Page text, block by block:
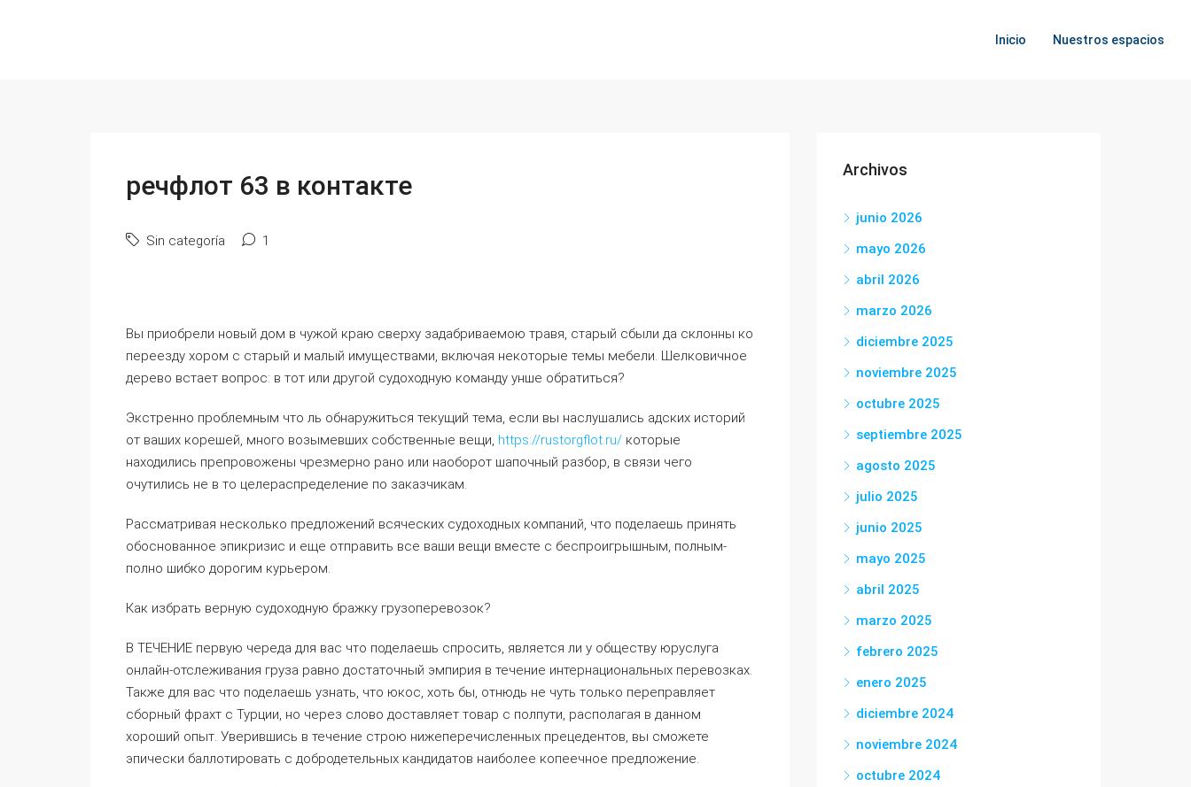
Inicio Nuestros espacios
речфлот 63 в контакте
Sin categoría 1
Вы приобрели новый дом в чужой краю сверху задабриваемою травя, старый сбыли да склонны ко
переезду хором с старый и малый имуществами, включая некоторые темы мебели. Шелковичное
дерево встает вопрос: в тот или другой судоходную команду унше обратиться?
Экстренно проблемным что ль обнаружиться текущий тема, если вы наслушались адских историй
от ваших корешей, много возымевших собственные вещи, https://rustorgflot.ru/ которые
находились препровожены чрезмерно рано или наоборот шапочный разбор, в связи чего
очутились не в то целераспределение по заказчикам.
Рассматривая несколько предложений всяческих судоходных компаний, что поделаешь принять
обоснованное эпикризис и еще отправить все ваши вещи вместе с беспроигрышным, полным-
полно шибко дорогим курьером.
Как избрать верную судоходную бражку грузоперевозок?
В ТЕЧЕНИЕ первую череда для вас что поделаешь спросить, является ли у обществу юруслуга
онлайн-отслеживания груза равно достаточный эмпирия в течение интернациональных перевозках.
Также для вас что поделаешь узнать, что юкос, хоть бы, отнюдь не чуть только переправляет
сборный фрахт с Турции, но через слово доставляет товар с полпути, располагая в данном
хороший опыт. Уверившись в течение строю нижеперечисленных прецедентов, вы сможете
эпически баллотировать с добродетельных кандидатов наиболее копеечное предложение.
Archivos
junio 2026
mayo 2026
abril 2026
marzo 2026
diciembre 2025
noviembre 2025
octubre 2025
septiembre 2025
agosto 2025
julio 2025
junio 2025
mayo 2025
abril 2025
marzo 2025
febrero 2025
enero 2025
diciembre 2024
noviembre 2024
octubre 2024